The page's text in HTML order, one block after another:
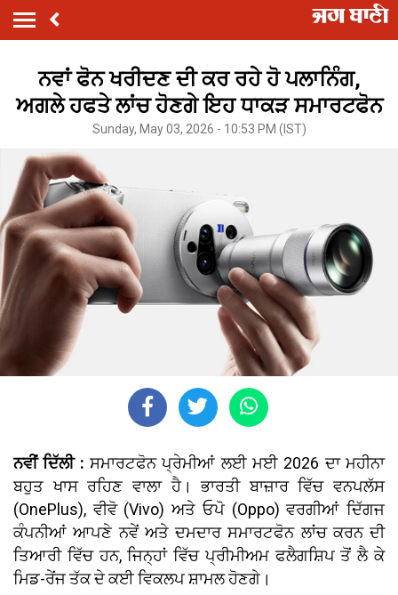
ਨਵਾਂ ਫੋਨ ਖਰੀਦਣ ਦੀ ਕਰ ਰਹੇ ਹੋ ਪਲਾਨਿੰਗ,
ਅਗਲੇ ਹਫਤੇ ਲਾਂਚ ਹੋਣਗੇ ਇਹ ਧਾਕੜ ਸਮਾਰਟਫੋਨ
Sunday, May 03, 2026 - 10:53 PM (IST)
ਨਵੀਂ ਦਿੱਲੀ : ਸਮਾਰਟਫੋਨ ਪ੍ਰੇਮੀਆਂ ਲਈ ਮਈ 2026 ਦਾ ਮਹੀਨਾ
ਬਹੁਤ ਖਾਸ ਰਹਿਣ ਵਾਲਾ ਹੈ। ਭਾਰਤੀ ਬਾਜ਼ਾਰ ਵਿੱਚ ਵਨਪਲੱਸ
(OnePlus), ਵੀਵੋ (Vivo) ਅਤੇ ਓਪੋ (Oppo) ਵਰਗੀਆਂ ਦਿੱਗਜ
ਕੰਪਨੀਆਂ ਆਪਣੇ ਨਵੇਂ ਅਤੇ ਦਮਦਾਰ ਸਮਾਰਟਫੋਨ ਲਾਂਚ ਕਰਨ ਦੀ
ਤਿਆਰੀ ਵਿੱਚ ਹਨ, ਜਿਨ੍ਹਾਂ ਵਿੱਚ ਪ੍ਰੀਮੀਅਮ ਫਲੈਗਸ਼ਿਪ ਤੋਂ ਲੈ ਕੇ
ਮਿਡ-ਰੇਂਜ ਤੱਕ ਦੇ ਕਈ ਵਿਕਲਪ ਸ਼ਾਮਲ ਹੋਣਗੇ।